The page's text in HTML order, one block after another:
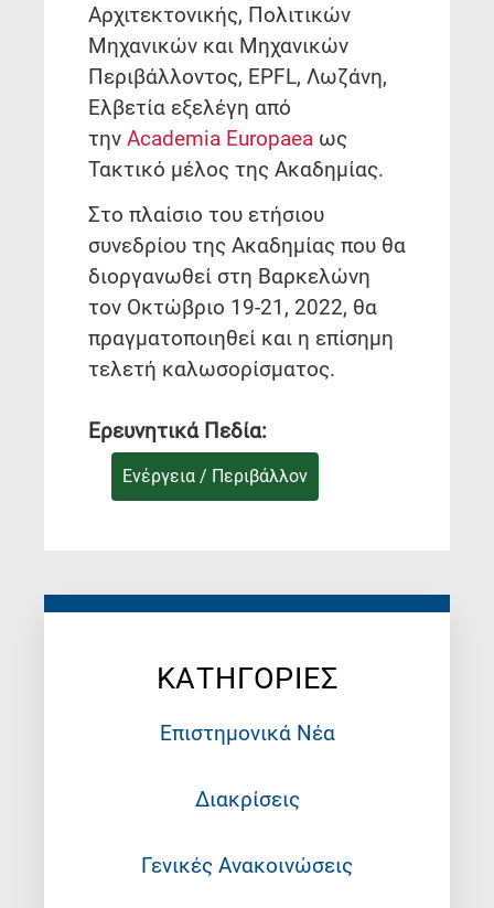
ΚΑΤΗΓΟΡΙΕΣ
Επιστημονικά Νέα
Διακρίσεις
Γενικές Ανακοινώσεις
Αρχιτεκτονικής, Πολιτικών
Μηχανικών και Μηχανικών
Περιβάλλοντος, EPFL, Λωζάνη,
Ελβετία εξελέγη από
την Academia Europaea ως
Τακτικό μέλος της Ακαδημίας.
Στο πλαίσιο του ετήσιου
συνεδρίου της Ακαδημίας που θα
διοργανωθεί στη Βαρκελώνη
τον Οκτώβριο 19-21, 2022, θα
πραγματοποιηθεί και η επίσημη
τελετή καλωσορίσματος.
Ερευνητικά Πεδία:
Ενέργεια / Περιβάλλον